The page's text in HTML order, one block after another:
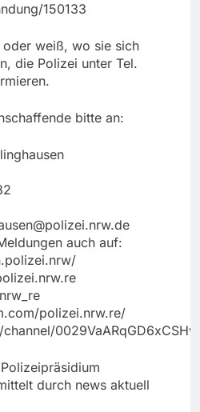
150133
weiß, wo sie sich
die Polizei unter Tel.
bitte an:
auch auf:
polizei.nrw.re/
durch news aktuell